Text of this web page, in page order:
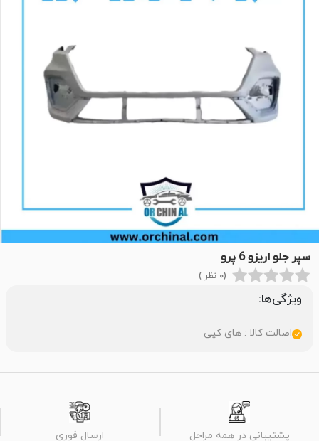
سپر جلو اریزو 6 پرو
(0 نظر )
ویژگی‌ها:
اصالت کالا : های کپی
پشتیبانی در همه مراحل ارسال فوری